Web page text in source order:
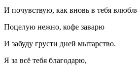
И почувствую, как вновь в тебя
Поцелую нежно, кофе заварю
И забуду грусти дней мытарство.
Я за всё тебя благодарю,